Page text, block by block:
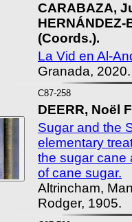
CARABAZA,
(Coords.).
La Vid en Al-
Granada, 2020.
C87-258
DEERR, Noël
Sugar and the
elementary
the sugar cane
of cane sugar.
Altrincham,
Rodger, 1905.